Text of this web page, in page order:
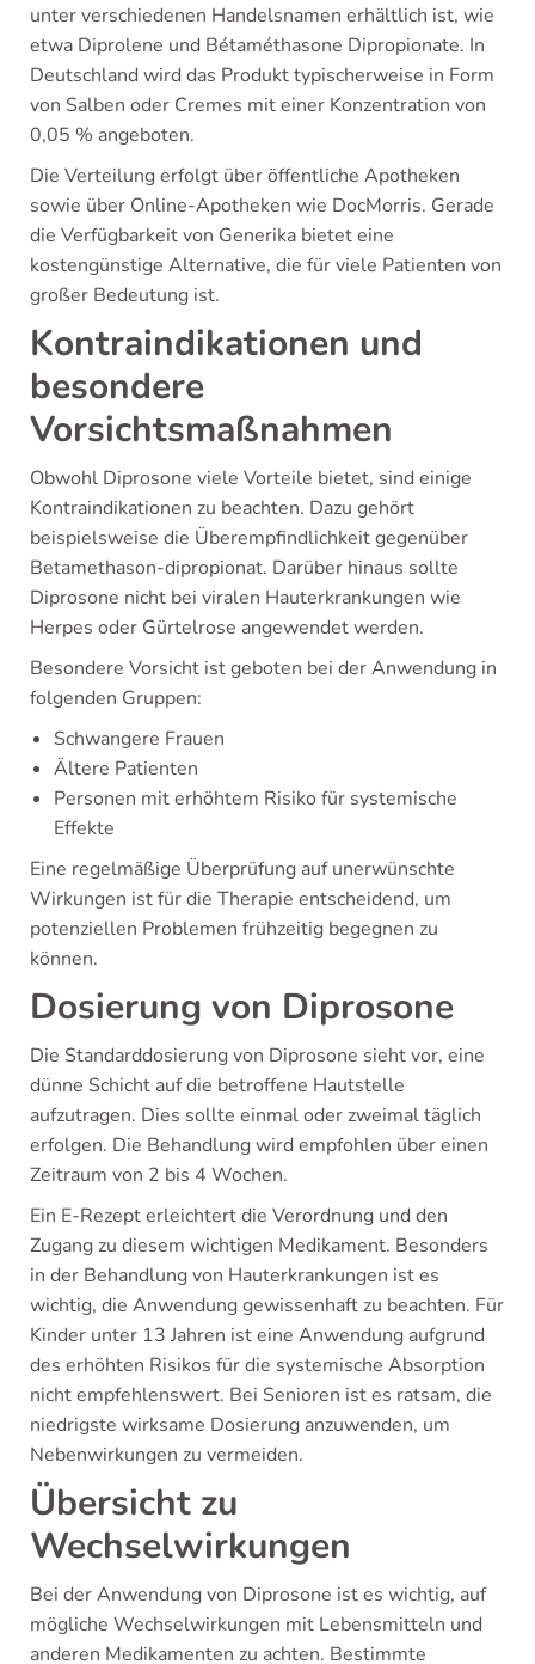
unter verschiedenen Handelsnamen erhältlich ist, wie
etwa Diprolene und Bétaméthasone Dipropionate. In
Deutschland wird das Produkt typischerweise in Form
von Salben oder Cremes mit einer Konzentration von
0,05 % angeboten.
Die Verteilung erfolgt über öffentliche Apotheken
sowie über Online-Apotheken wie DocMorris. Gerade
die Verfügbarkeit von Generika bietet eine
kostengünstige Alternative, die für viele Patienten von
großer Bedeutung ist.
Kontraindikationen und
besondere
Vorsichtsmaßnahmen
Obwohl Diprosone viele Vorteile bietet, sind einige
Kontraindikationen zu beachten. Dazu gehört
beispielsweise die Überempfindlichkeit gegenüber
Betamethason-dipropionat. Darüber hinaus sollte
Diprosone nicht bei viralen Hauterkrankungen wie
Herpes oder Gürtelrose angewendet werden.
Besondere Vorsicht ist geboten bei der Anwendung in
folgenden Gruppen:
Schwangere Frauen
Ältere Patienten
Personen mit erhöhtem Risiko für systemische
Effekte
Eine regelmäßige Überprüfung auf unerwünschte
Wirkungen ist für die Therapie entscheidend, um
potenziellen Problemen frühzeitig begegnen zu
können.
Dosierung von Diprosone
Die Standarddosierung von Diprosone sieht vor, eine
dünne Schicht auf die betroffene Hautstelle
aufzutragen. Dies sollte einmal oder zweimal täglich
erfolgen. Die Behandlung wird empfohlen über einen
Zeitraum von 2 bis 4 Wochen.
Ein E-Rezept erleichtert die Verordnung und den
Zugang zu diesem wichtigen Medikament. Besonders
in der Behandlung von Hauterkrankungen ist es
wichtig, die Anwendung gewissenhaft zu beachten. Für
Kinder unter 13 Jahren ist eine Anwendung aufgrund
des erhöhten Risikos für die systemische Absorption
nicht empfehlenswert. Bei Senioren ist es ratsam, die
niedrigste wirksame Dosierung anzuwenden, um
Nebenwirkungen zu vermeiden.
Übersicht zu
Wechselwirkungen
Bei der Anwendung von Diprosone ist es wichtig, auf
mögliche Wechselwirkungen mit Lebensmitteln und
anderen Medikamenten zu achten. Bestimmte